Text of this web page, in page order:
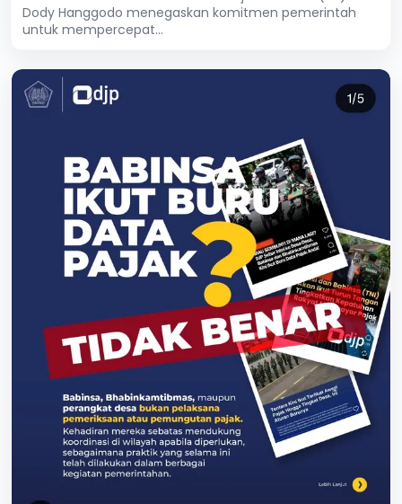
Dody Hanggodo menegaskan komitmen pemerintah
untuk mempercepat...